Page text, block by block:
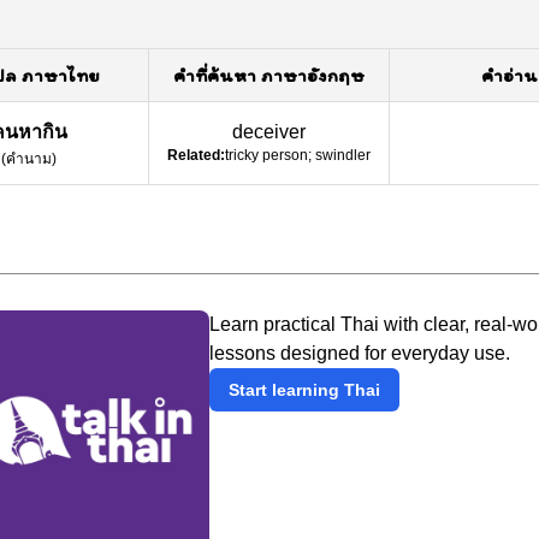
ภาษาไทย คำที่ค้นหา ภาษาอังกฤษ คำอ่าน
นหากิน
(คำนาม)
deceiver
Related:tricky person; swindler
Learn practical Thai with clear, real-
lessons designed for everyday use.
Start learning Thai